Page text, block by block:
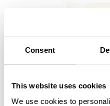
Consent
This website uses cookies
We use cookies to